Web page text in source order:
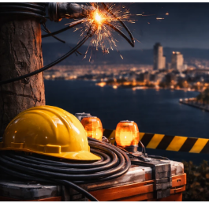
TEKNOLOJİ
YAŞAM
YEREL YÖNETİMLER